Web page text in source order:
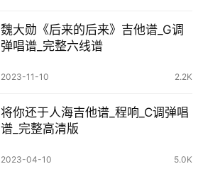
魏大勋《后来的后来》吉他谱_G调
弹唱谱_完整六线谱
2023-11-10 2.2K
将你还于人海吉他谱_程响_C调弹唱
谱_完整高清版
2023-04-10 5.0K